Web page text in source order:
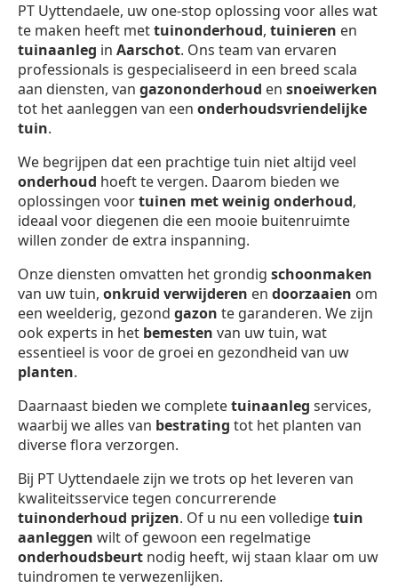
PT Uyttendaele, uw one-stop oplossing voor alles wat
te maken heeft mettuinonderhoud, tuinieren en
tuinaanleg in Aarschot. Ons team van ervaren
professionals is gespecialiseerd in een breed scala
aan diensten, van gazononderhoud en snoeiwerken
tot het aanleggen van een onderhoudsvriendelijke
tuin.
We begrijpen dat een prachtige tuin niet altijd veel
onderhoud hoeft te vergen. Daarom bieden we
oplossingen voortuinen met weinig onderhoud,
ideaal voor diegenen die een mooie buitenruimte
willen zonder de extra inspanning.
Onze diensten omvatten het grondig schoonmaken
van uw tuin, onkruid verwijderen en doorzaaien om
een weelderig, gezond gazon te garanderen. We zijn
ook experts in het bemesten van uw tuin, wat
essentieel is voor de groei en gezondheid van uw
planten.
Daarnaast bieden we completetuinaanleg services,
waarbij we alles van bestrating tot het planten van
diverse flora verzorgen.
Bij PT Uyttendaele zijn we trots op het leveren van
kwaliteitsservice tegen concurrerende
tuinonderhoud prijzen. Of u nu een volledigetuin
aanleggen wilt of gewoon een regelmatige
onderhoudsbeurt nodig heeft, wij staan klaar om uw
tuindromen te verwezenlijken.